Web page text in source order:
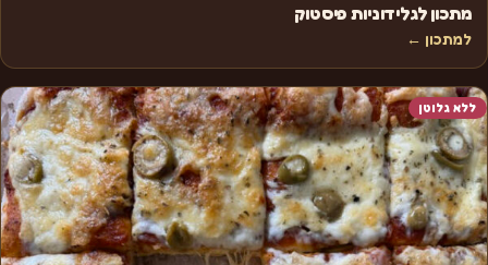
מתכון לגלידוניות פיסטוק
למתכון ←
ללא גלוטן